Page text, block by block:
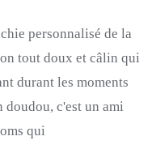
personnalisé de la
tout doux et câlin qui
durant les moments
doudou, c'est un ami
qui